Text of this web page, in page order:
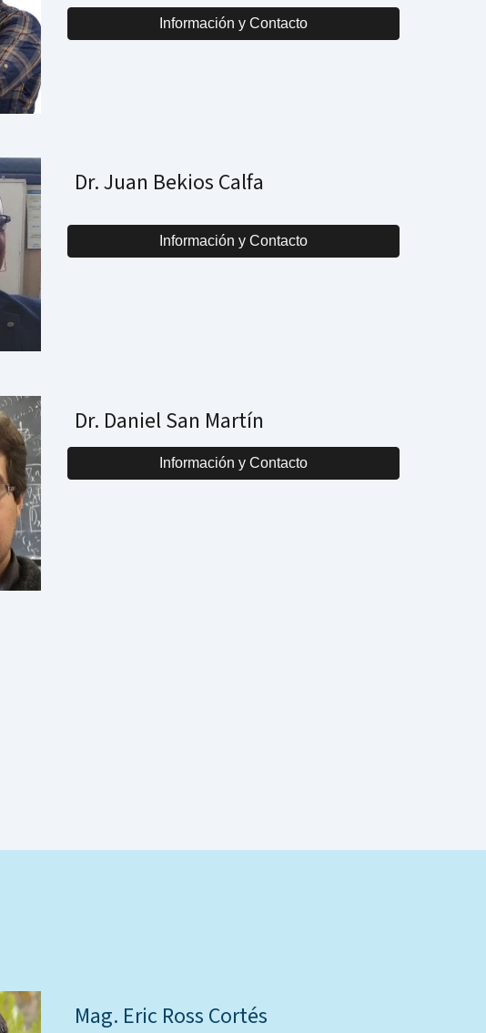
Información y Contacto
Dr. Juan Bekios Calfa
Información y Contacto
Dr. Daniel San Martín
Información y Contacto
Mag. Eric Ross Cortés